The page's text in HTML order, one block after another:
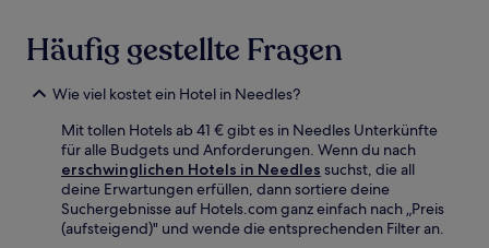
Häufig gestellte Fragen
Wie viel kostet ein Hotel in Needles?
Mit tollen Hotels ab 41 € gibt es in Needles Unterkünfte
für alle Budgets und Anforderungen. Wenn du nach
erschwinglichen Hotels in Needles suchst, die all
deine Erwartungen erfüllen, dann sortiere deine
Suchergebnisse auf Hotels.com ganz einfach nach „Preis
(aufsteigend)" und wende die entsprechenden Filter an.